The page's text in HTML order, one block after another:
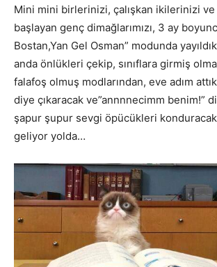
Mini mini birlerinizi, çalışkan ikilerinizi
başlayan genç dimağlarımızı, 3 ay
Bostan,Yan Gel Osman” modunda
anda önlükleri çekip, sınıflara girmiş
falafoş olmuş modlarından, eve adım
diye çıkaracak ve”annnnecimm benim!”
şapur şupur sevgi öpücükleri
geliyor yolda…